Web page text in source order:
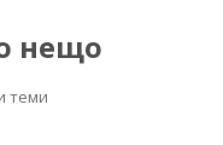
нещо
теми